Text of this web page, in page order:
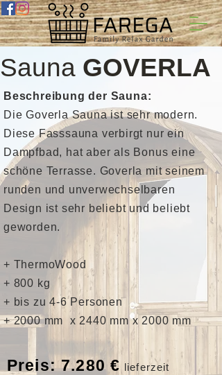
Sauna GOVERLA
Preis: 7.280 € lieferzeit
Beschreibung der Sauna:
Die Goverla Sauna ist sehr modern.
Diese Fasssauna verbirgt nur ein
Dampfbad, hat aber als Bonus eine
schöne Terrasse. Goverla mit seinem
runden und unverwechselbaren
Design ist sehr beliebt und beliebt
geworden.
+ ThermoWood
+ 800 kg
+ bis zu 4-6 Personen
+ 2000 mm x 2440 mm x 2000 mm